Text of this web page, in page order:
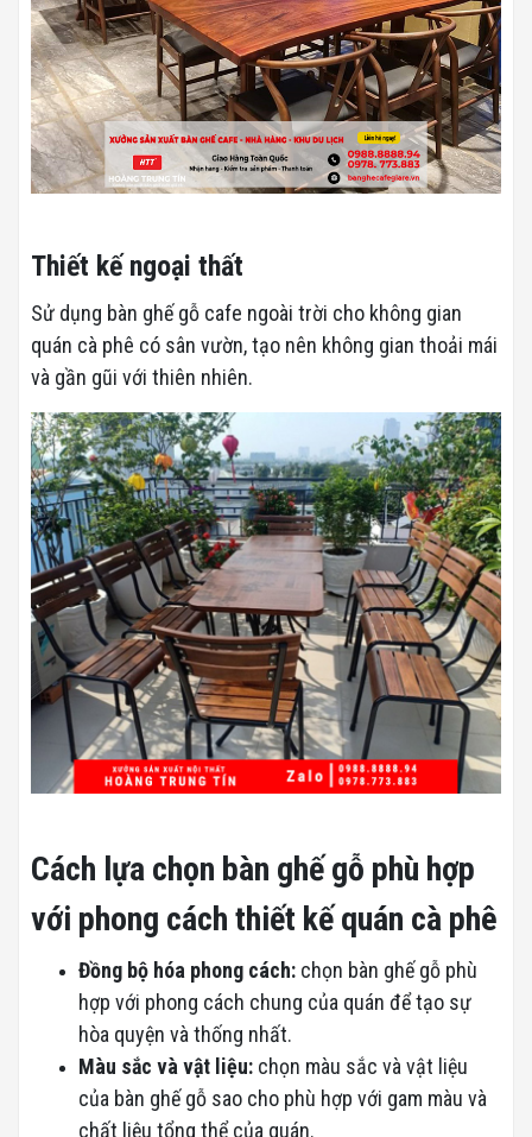
Thiết kế ngoại thất
Sử dụng bàn ghế gỗ cafe ngoài trời cho không gian
quán cà phê có sân vườn, tạo nên không gian thoải mái
và gần gũi với thiên nhiên.
Cách lựa chọn bàn ghế gỗ phù hợp
với phong cách thiết kế quán cà phê
Đồng bộ hóa phong cách: chọn bàn ghế gỗ phù
hợp với phong cách chung của quán để tạo sự
hòa quyện và thống nhất.
Màu sắc và vật liệu: chọn màu sắc và vật liệu
của bàn ghế gỗ sao cho phù hợp với gam màu và
chất liệu tổng thể của quán.